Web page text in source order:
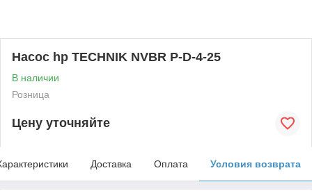
Насос hp TECHNIK NVBR P-D-4-25
В наличии
Розница
Цену уточняйте
Доставка Оплата Условия возврата